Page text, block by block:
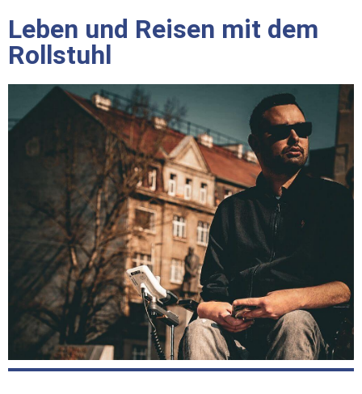
Leben und Reisen mit dem
Rollstuhl